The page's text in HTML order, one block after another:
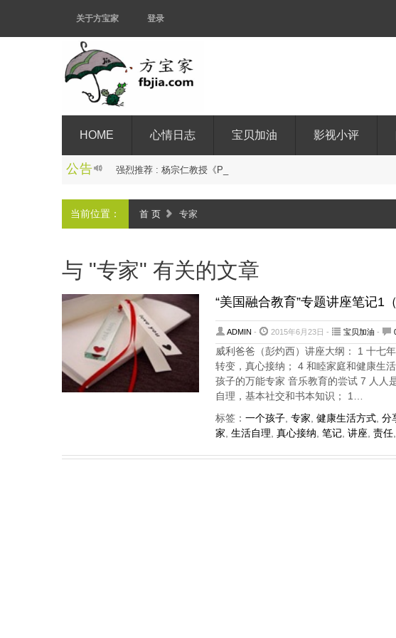
关于方宝家 登录
HOME 心情日志 宝贝加油 影视小评
公告 强烈推荐 : 杨宗仁教授 《 P
当前位置： 首 页 专家
与 "专家" 有关的文章
“美国融合教育”专题讲座笔记1
ADMIN - 2015年6月23日 - 宝贝加油 -
威利爸爸（彭灼西）讲座大纲： 1 十七
转变，真心接纳； 4 和睦家庭和健康生
孩子的万能专家 音乐教育的尝试 7 人人
自理，基本社交和书本知识； 1…
标签： 一个孩子, 专家 健康生活方式, 分
家 生活自理 真心接纳 笔记, 讲座 责任,